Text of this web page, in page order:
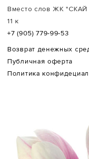
Вместо слов ЖК "СКАЙ
11 к
+7 (905) 779-99-53
Возврат денежных
Публичная оферта
Политика